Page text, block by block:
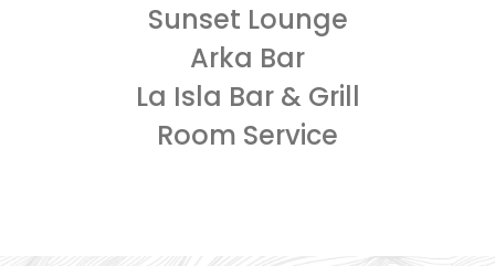
RestaurantesSunset Lounge
Arka Bar
La Isla Bar & Grill
Room Service